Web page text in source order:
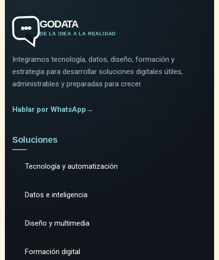
GODATA
DE LA IDEA A LA REALIDAD
Integramos tecnología, datos, diseño, formación y
estrategia para desarrollar soluciones digitales útiles,
administrables y preparadas para crecer.
Hablar por WhatsApp →
Soluciones
Tecnología y automatización
Datos e inteligencia
Diseño y multimedia
Formación digital